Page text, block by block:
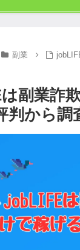
副業
副業詐
判から調